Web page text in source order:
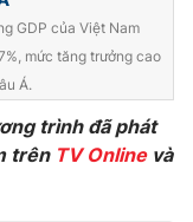
số 483/GP-BTTTT
Quốc Thắng,
GDP của Việt Nam
mức tăng trưởng cao
Á.
trình đã phát
trên TV Onlinevà